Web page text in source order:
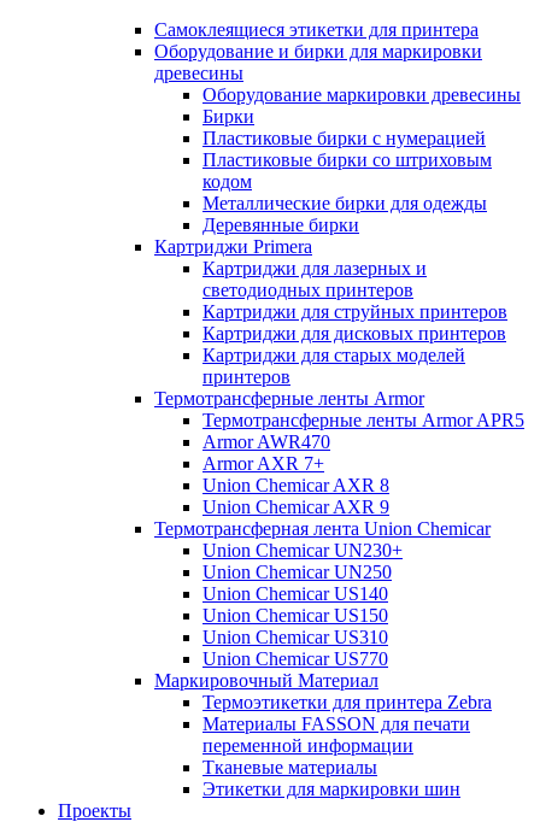
Самоклеящиеся этикетки для принтера
Оборудование и бирки для маркировки
древесины
Оборудование маркировки древесины
Бирки
Пластиковые бирки с нумерацией
Пластиковые бирки со штриховым
кодом
Металлические бирки для одежды
Деревянные бирки
Картриджи Primera
Картриджи для лазерных и
светодиодных принтеров
Картриджи для струйных принтеров
Картриджи для дисковых принтеров
Картриджи для старых моделей
принтеров
Термотрансферные ленты Armor
Термотрансферные ленты Armor APR5
Armor AWR470
Armor AXR 7+
Union Chemicar AXR 8
Union Chemicar AXR 9
Термотрансферная лента Union Chemicar
Union Chemicar UN230+
Union Chemicar UN250
Union Chemicar US140
Union Chemicar US150
Union Chemicar US310
Union Chemicar US770
Маркировочный Материал
Термоэтикетки для принтера Zebra
Материалы FASSON для печати
переменной информации
Тканевые материалы
Этикетки для маркировки шин
Проекты